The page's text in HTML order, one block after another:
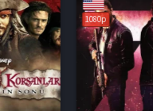
1080p